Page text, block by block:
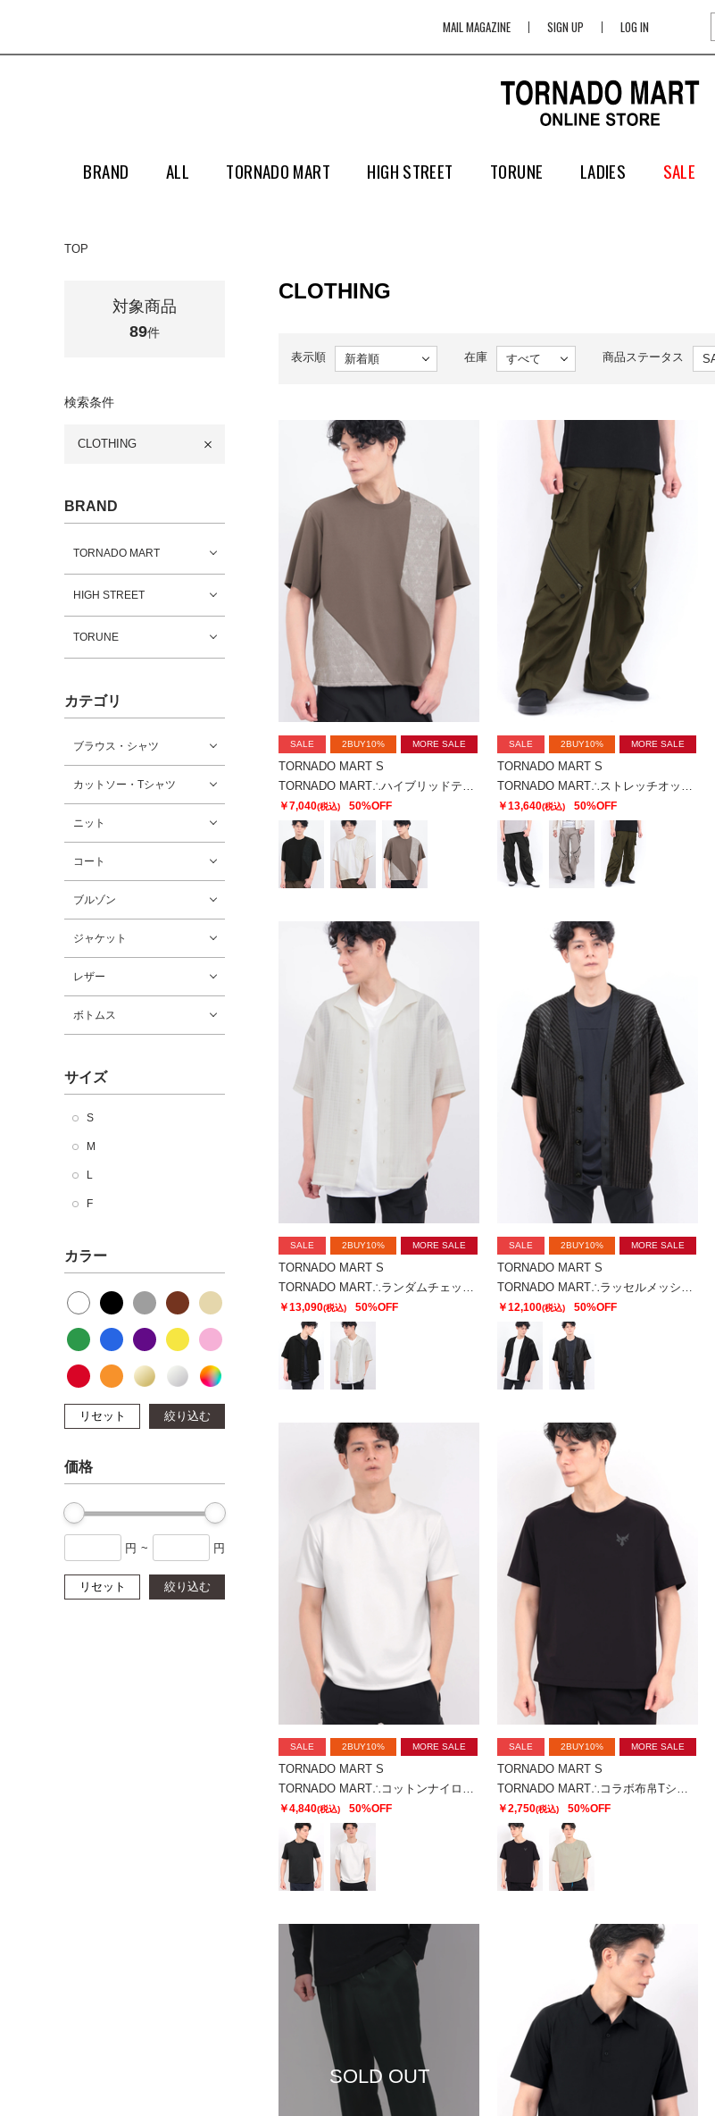
MAIL MAGAZINE SIGN UP LOG IN
BRAND ALL TORNADO MART HIGH STREET TORUNE LADIES SALE
TOP
対象商品
89件
検索条件
CLOTHING
BRAND
TORNADO MART
HIGH STREET
TORUNE
カテゴリ
ブラウス・シャツ
カットソー・Tシャツ
ニット
コート
ブルゾン
ジャケット
レザー
ボトムス
サイズ
S
M
L
F
カラー
リセット 絞り込む
価格
円 ~ 円
リセット 絞り込む
CLOTHING
表示順 在庫 商品ステータス
SALE 2BUY10% MORE SALE
TORNADO MART S
￥7,040(税込) 50%OFF
SALE 2BUY10% MORE SALE
TORNADO MART S
￥13,640(税込) 50%OFF
SALE 2BUY10% MORE SALE
TORNADO MART S
￥13,090(税込) 50%OFF
SALE 2BUY10% MORE SALE
TORNADO MART S
￥12,100(税込) 50%OFF
SALE 2BUY10% MORE SALE
TORNADO MART S
￥4,840(税込) 50%OFF
SALE 2BUY10% MORE SALE
TORNADO MART S
￥2,750(税込) 50%OFF
SOLD OUT